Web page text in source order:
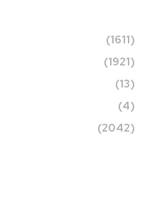
(1611)
(1921)
(13)
(4)
(2042)